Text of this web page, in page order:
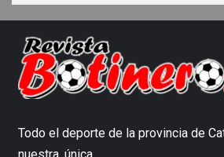
Todo el deporte de la provincia de
nuestra, única.